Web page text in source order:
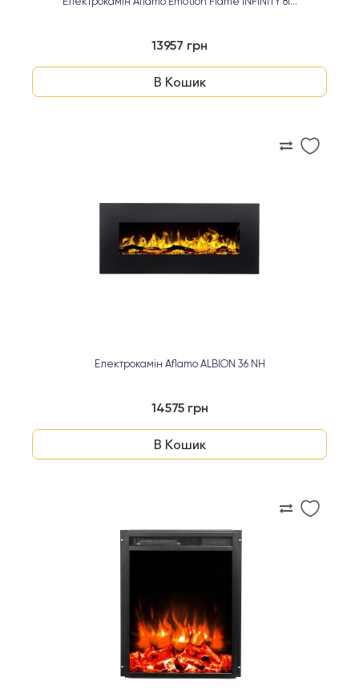
13957 грн
В Кошик
Електрокамін Aflamo ALBION 36 NH
14575 грн
В Кошик